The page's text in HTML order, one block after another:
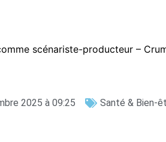
scénariste-producteur –
2025 à 09:25 Santé & Bien-